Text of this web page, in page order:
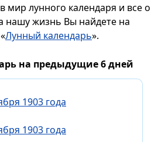
мир лунного календаря и все о
нашу жизнь Вы найдете на
Лунный календарь».
на предыдущие 6 дней
1903 года
1903 года